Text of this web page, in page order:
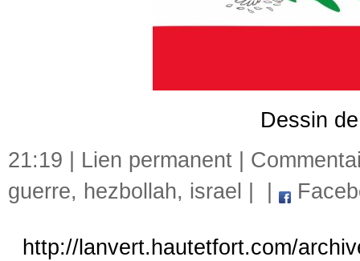
Dessin
21:19 | Lien permanent
guerre, hezbollah, israel
http://lanvert.hautetfort.com/